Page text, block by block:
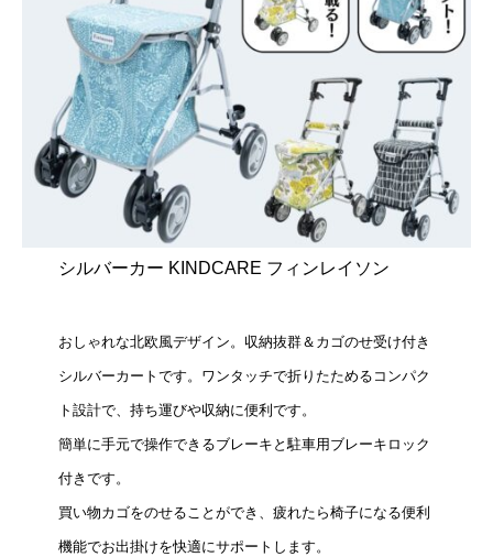
シルバーカー KINDCARE フィンレイソン
おしゃれな北欧風デザイン。収納抜群＆カゴのせ受け付き
シルバーカートです。ワンタッチで折りたためるコンパク
ト設計で、持ち運びや収納に便利です。
簡単に手元で操作できるブレーキと駐車用ブレーキロック
付きです。
買い物カゴをのせることができ、疲れたら椅子になる便利
機能でお出掛けを快適にサポートします。